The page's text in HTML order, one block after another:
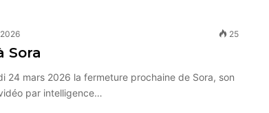
25
Sora
24 mars 2026 la fermeture prochaine de Sora, son
par intelligence…